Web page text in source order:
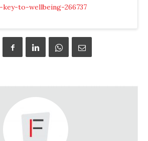
to-wellbeing-266737